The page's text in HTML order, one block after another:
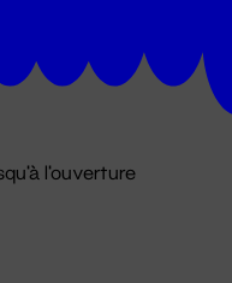
l'ouverture